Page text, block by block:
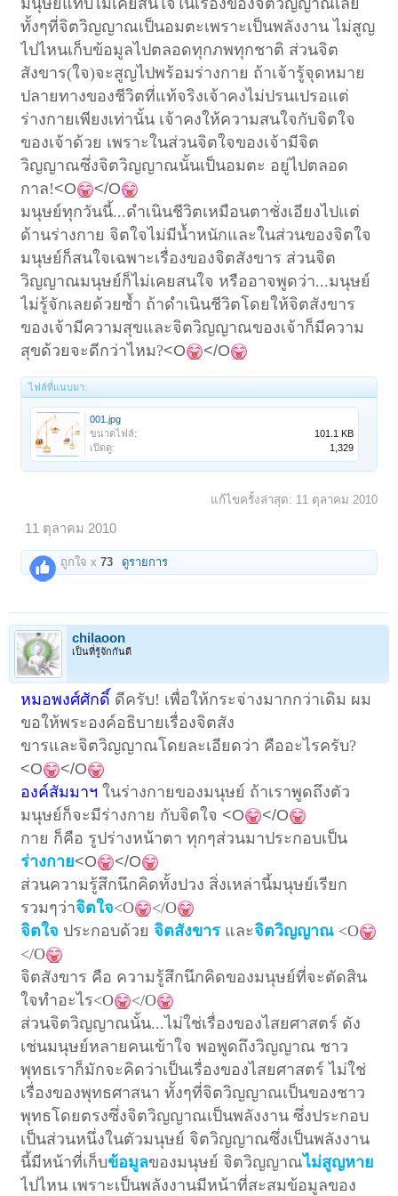
ทั้งๆที่จิตวิญญาณเป็นอมตะเพราะเป็นพลังงาน ไม่สูญ
ไปไหนเก็บข้อมูลไปตลอดทุกภพทุกชาติ ส่วนจิต
สังขาร(ใจ)จะสูญไปพร้อมร่างกาย ถ้าเจ้ารู้จุดหมาย
ปลายทางของชีวิตที่แท้จริงเจ้าคงไม่ปรนเปรอแต่
ร่างกายเพียงเท่านั้น เจ้าคงให้ความสนใจกับจิตใจ
ของเจ้าด้วย เพราะในส่วนจิตใจของเจ้ามีจิต
วิญญาณซึ่งจิตวิญญาณนั้นเป็นอมตะ อยู่ไปตลอด
กาล!<O
</O
มนุษย์ทุกวันนี้...ดำเนินชีวิตเหมือนตาชั่งเอียงไปแต่
ด้านร่างกาย จิตใจไม่มีน้ำหนักและในส่วนของจิตใจ
มนุษย์ก็สนใจเฉพาะเรื่องของจิตสังขาร ส่วนจิต
วิญญาณมนุษย์ก็ไม่เคยสนใจ หรืออาจพูดว่า...มนุษย์
ไม่รู้จักเลยด้วยซ้ำ ถ้าดำเนินชีวิตโดยให้จิตสังขาร
ของเจ้ามีความสุขและจิตวิญญาณของเจ้าก็มีความ
สุขด้วยจะดีกว่าไหม?<O </O
ไฟล์ที่แนบมา:
001.jpg
ขนาดไฟล์:
101.1 KB
เปิดดู:
1,329
แก้ไขครั้งล่าสุด: 11 ตุลาคม 2010
11 ตุลาคม 2010
ถูกใจ x73 ดูรายการ
chilaoon
เป็นที่รู้จักกันดี
หมอพงศ์ศักดิ์ ดีครับ! เพื่อให้กระจ่างมากกว่าเดิม ผม
ขอให้พระองค์อธิบายเรื่องจิตสัง
ขารและจิตวิญญาณโดยละเอียดว่า คืออะไรครับ?
<O
</O
องค์สัมมาฯ ในร่างกายของมนุษย์ ถ้าเราพูดถึงตัว
มนุษย์ก็จะมีร่างกาย กับจิตใจ <O
</O
กาย ก็คือ รูปร่างหน้าตา ทุกๆส่วนมาประกอบเป็น
ร่างกาย<O
</O
ส่วนความรู้สึกนึกคิดทั้งปวง สิ่งเหล่านี้มนุษย์เรียก
รวมๆว่าจิตใจ<O
</O
จิตใจ ประกอบด้วยจิตสังขาร และจิตวิญญาณ <O
</O
จิตสังขาร คือ ความรู้สึกนึกคิดของมนุษย์ที่จะตัดสิน
ใจทำอะไร<O
</O
ส่วนจิตวิญญาณนั้น...ไม่ใช่เรื่องของไสยศาสตร์ ดัง
เช่นมนุษย์หลายคนเข้าใจ พอพูดถึงวิญญาณ ชาว
พุทธเราก็มักจะคิดว่าเป็นเรื่องของไสยศาสตร์ ไม่ใช่
เรื่องของพุทธศาสนา ทั้งๆที่จิตวิญญาณเป็นของชาว
พุทธโดยตรงซึ่งจิตวิญญาณเป็นพลังงาน ซึ่งประกอบ
เป็นส่วนหนึ่งในตัวมนุษย์ จิตวิญญาณซึ่งเป็นพลังงาน
นี้มีหน้าที่เก็บข้อมูลของมนุษย์ จิตวิญญาณไม่สูญหาย
ไปไหน เพราะเป็นพลังงานมีหน้าที่สะสมข้อมูลของ